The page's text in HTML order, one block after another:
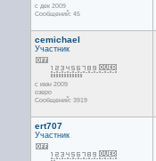
с дек 2009
Сообщений: 45
cemichael
Участник
с июн 2009
озеро
Сообщений: 3919
ert707
Участник